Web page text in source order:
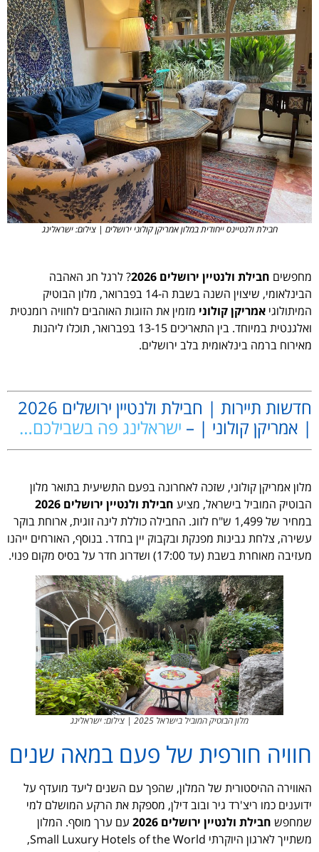
חבילת ולנטיינס ייחודית במלון אמריקן קולוני ירושלים | צילום: ישראלינג
מחפשים חבילת ולנטיין ירושלים 2026
? לרגל חג האהבה
הבינלאומי, שיצוין השנה בשבת ה-14 בפברואר, מלון הבוטיק
המיתולוגי אמריקן קולוני מזמין את הזוגות האוהבים לחוויה רומנטית
ואלגנטית במיוחד. בין התאריכים 13-15 בפברואר, תוכלו ליהנות
מאירוח ברמה בינלאומית בלב ירושלים.
חדשות תיירות | חבילת ולנטיין ירושלים 2026
| אמריקן קולוני | – ישראלינג פה בשבילכם…
מלון אמריקן קולוני, שזכה לאחרונה בפעם התשיעית בתואר מלון
הבוטיק המוביל בישראל, מציע חבילת ולנטיין ירושלים 2026
במחיר של 1,499 ש"ח לזוג. החבילה כוללת לינה זוגית, ארוחת בוקר
עשירה, צלחת גבינות מפנקת ובקבוק יין בחדר. בנוסף, האורחים ייהנו
מעזיבה מאוחרת בשבת (עד 17:00) ושדרוג חדר על בסיס מקום פנוי.
מלון הבוטיק המוביל בישראל 2025 | צילום: ישראלינג
חוויה חורפית של פעם במאה שנים
האווירה ההיסטורית של המלון, שהפך עם השנים ליעד מועדף על
ידוענים כמו ריצ'רד גיר ובוב דילן, מספקת את הרקע המושלם למי
שמחפש חבילת ולנטיין ירושלים 2026
עם ערך מוסף. המלון
משתייך לארגון היוקרתי Small Luxury Hotels of the World,